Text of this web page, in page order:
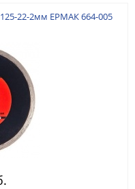
22-2мм ЕРМАК 664-005